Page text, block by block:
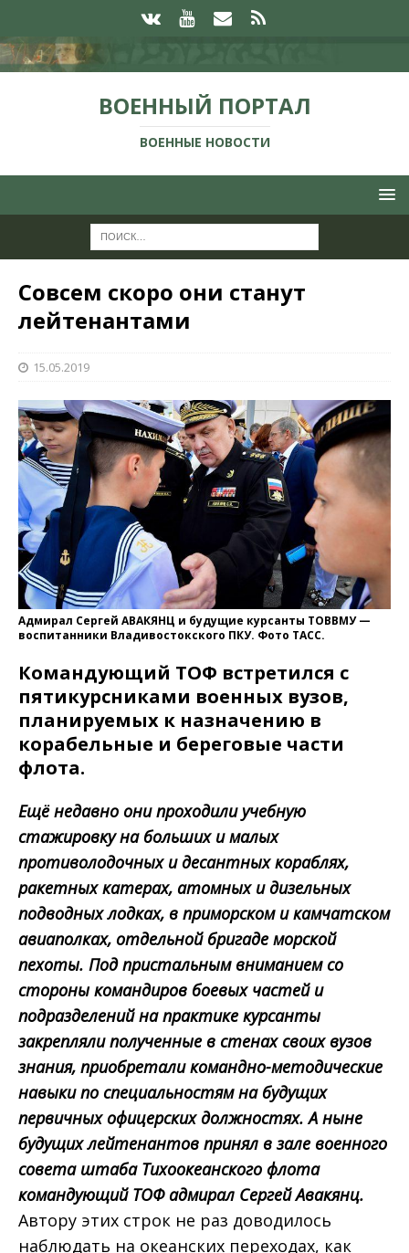
ВОЕННЫЙ ПОРТАЛ
ВОЕННЫЕ НОВОСТИ
Совсем скоро они станут
лейтенантами
15.05.2019
Адмирал Сергей АВАКЯНЦ и будущие курсанты ТОВВМУ —
воспитанники Владивостокского ПКУ. Фото ТАСС.
Командующий ТОФ встретился с
пятикурсниками военных вузов,
планируемых к назначению в
корабельные и береговые части
флота.
Ещё недавно они проходили учебную
стажировку на больших и малых
противолодочных и десантных кораблях,
ракетных катерах, атомных и дизельных
подводных лодках, в приморском и камчатском
авиаполках, отдельной бригаде морской
пехоты. Под пристальным вниманием со
стороны командиров боевых частей и
подразделений на практике курсанты
закрепляли полученные в стенах своих вузов
знания, приобретали командно-методические
навыки по специальностям на будущих
первичных офицерских должностях. А ныне
будущих лейтенантов принял в зале военного
совета штаба Тихоокеанского флота
командующий ТОФ адмирал Сергей Авакянц.
Автору этих строк не раз доводилось
наблюдать на океанских переходах, как